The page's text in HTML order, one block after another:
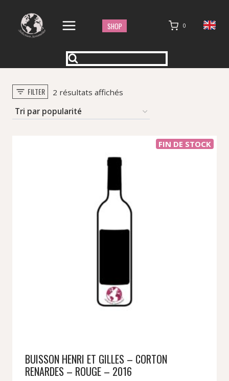
contenu
SHOP 0
FILTER 2 résultats affichésTrié
popularité
FIN DE STOCK
BUISSON HENRI ET GILLES – CORTON
RENARDES – ROUGE – 2016